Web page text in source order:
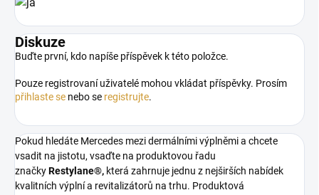
Diskuze
Buďte první, kdo napíše příspěvek k této položce.
Pouze registrovaní uživatelé mohou vkládat příspěvky. Prosím
přihlaste se nebo se registrujte.
Pokud hledáte Mercedes mezi dermálními výplněmi a chcete
vsadit na jistotu, vsaďte na produktovou řadu
značkyRestylane®, která zahrnuje jednu z nejširších nabídek
kvalitních výplní a revitalizátorů na trhu. Produktová